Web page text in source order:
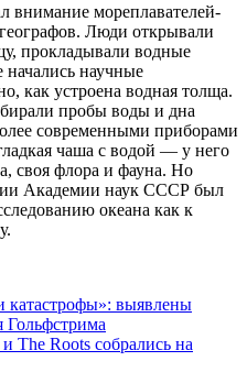
внимание мореплавателей-
Люди открывали
прокладывали водные
научные
как устроена водная толща.
пробы воды и дна
современными приборами
чаша с водой — у него
своя флора и фауна. Но
Академии наук СССР был
океана как к
катастрофы»: выявлены
Гольфстрима
The Roots собрались на